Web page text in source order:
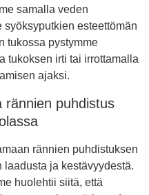
samalla veden
esteettömän
tukossa pystymme
tukoksen irti tai irrottamalla
ajaksi.
rännien puhdistus
rännien puhdistuksen
ja kestävyydestä.
huolehtii siitä, että